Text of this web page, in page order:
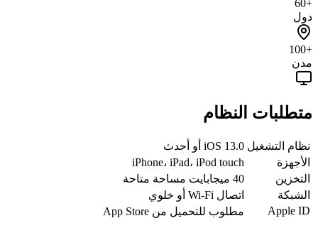
+60
دول
+100
مدن
متطلبات النظام
نظام التشغيل iOS 13.0 أو أحدث
الأجهزة
iPhone، iPad، iPod touch
التخزين
40 ميجابايت مساحة متاحة
الشبكة
اتصال Wi-Fi أو خلوي
Apple ID
مطلوب للتحميل من App Store